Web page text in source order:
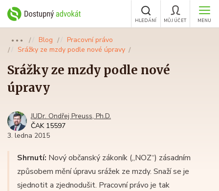
MENU
MŮJ ÚČET
HLEDÁNÍ
●●● Blog
Pracovní právo
Srážky ze mzdy podle nové úpravy
Srážky ze mzdy podle nové
úpravy
JUDr. Ondřej Preuss, Ph.D.
ČAK 15597
3. ledna 2015
Shrnutí: Nový občanský zákoník („NOZ“) zásadním
způsobem mění úpravu srážek ze mzdy. Snaží se je
sjednotit a zjednodušit. Pracovní právo je tak